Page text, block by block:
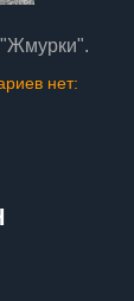
"Жмурки".
нет: